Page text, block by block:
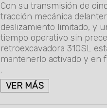
Con su transmisión de
tracción mecánica
deslizamiento limitado, y
tiempo operativo sin
retroexcavadora 310SL
mantenerlo activado y en
.
VER MÁS